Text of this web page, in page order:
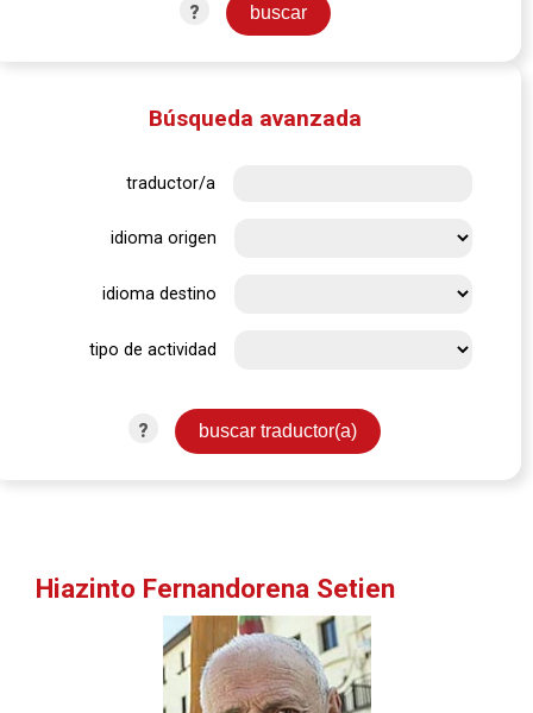
?
Búsqueda avanzada
traductor/a
idioma origen
idioma destino
tipo de actividad
?
Hiazinto Fernandorena Setien